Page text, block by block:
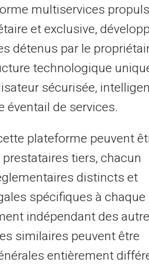
Internet
och konto säkert.
är inte ett
inte kopplat till ditt
carte
?
multiservices
et exclusive,
détenus par le
technologique
sécurisée,
éventail de services.
plateforme peuvent
tiers, chacun
distincts et
spécifiques à chaque
indépendant des
similaires peuvent être
entièrement